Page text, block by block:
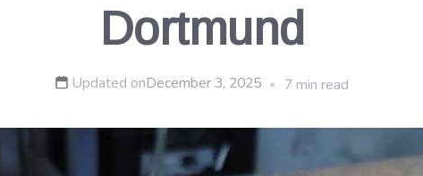
Dortmund
Updated onDecember 3, 2025 7 min read